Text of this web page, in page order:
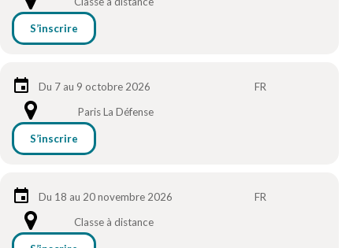
S’inscrire
Du 7 au 9 octobre 2026
FR
Paris La Défense
S’inscrire
Du 18 au 20 novembre 2026
FR
Classe à distance